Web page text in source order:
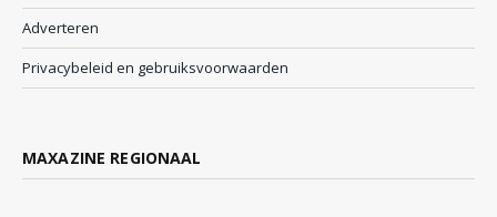
Adverteren
Privacybeleid en gebruiksvoorwaarden
MAXAZINE REGIONAAL